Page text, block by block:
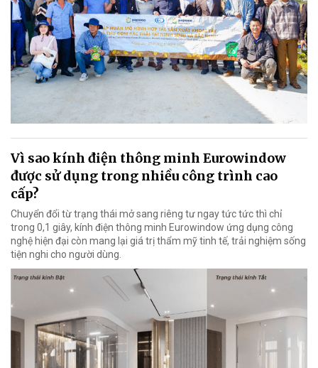
Vì sao kính điện thông minh Eurowindow
được sử dụng trong nhiều công trình cao
cấp?
Chuyển đổi từ trạng thái mở sang riêng tư ngay tức tức thì chỉ
trong 0,1 giây, kính điện thông minh Eurowindow ứng dụng công
nghệ hiện đại còn mang lại giá trị thẩm mỹ tinh tế, trải nghiệm sống
tiện nghi cho người dùng.